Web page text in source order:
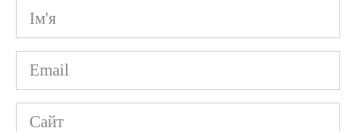
Ім'я
*
Email
*
Сайт